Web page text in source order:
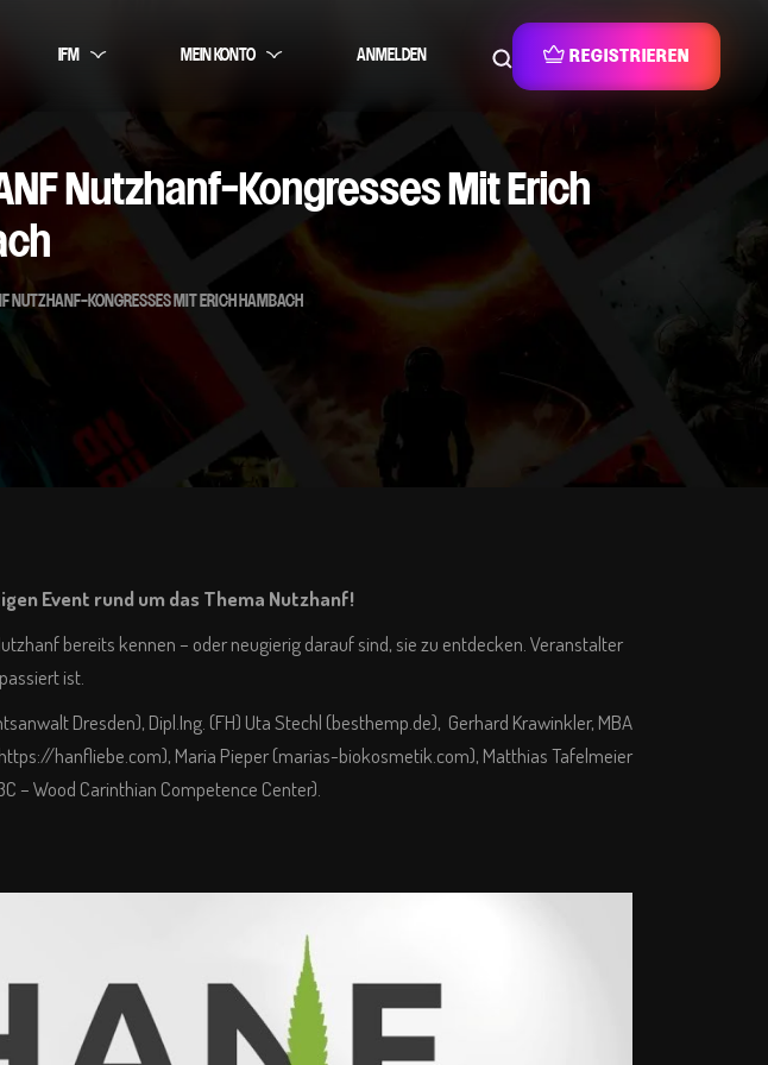
IFM MEIN KONTO ANMELDEN REGISTRIEREN
Nutzhanf-Kongresses Mit Erich
NUTZHANF-KONGRESSES MIT ERICH HAMBACH
Event rund um das Thema Nutzhanf!
bereits kennen – oder neugierig darauf sind, sie zu entdecken. Veranstalter
ist.
Dresden), Dipl.Ing. (FH) Uta Stechl (besthemp.de), Gerhard Krawinkler, MBA
https://hanfliebe.com), Maria Pieper (marias-biokosmetik.com), Matthias Tafelmeier
– Wood Carinthian Competence Center).